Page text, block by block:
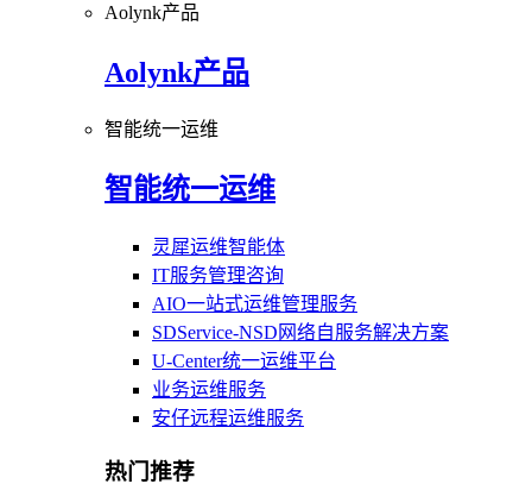
Aolynk产品
Aolynk产品
智能统一运维
智能统一运维
灵犀运维智能体
IT服务管理咨询
AIO一站式运维管理服务
SDService-NSD网络自服务解决方案
U-Center统一运维平台
业务运维服务
安仔远程运维服务
热门推荐